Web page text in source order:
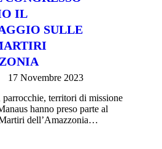
IL
SULLE
17 Novembre 2023
territori di missione
hanno preso parte al
dell’Amazzonia…